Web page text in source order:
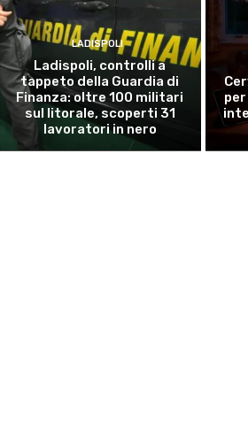
LADISPOLI
Ladispoli, controlli a
tappeto della Guardia di
Finanza: oltre 100 militari
sul litorale, scoperti 31
lavoratori in nero